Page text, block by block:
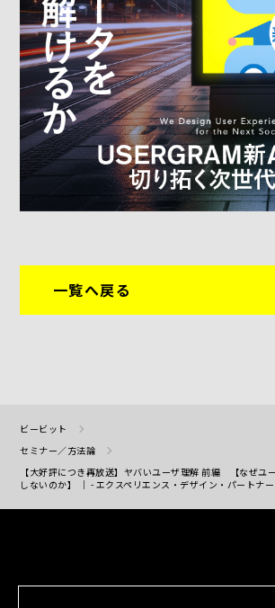
一覧へ戻る
ビービット
セミナー／方法論
【大好評につき再放送】ヤバいユーザ理解 前編 【なぜユ
しないのか】 ｜ - エクスペリエンス・デザイン・パートナー